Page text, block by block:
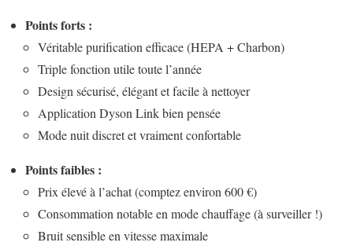
Points forts :
Véritable purification efficace (HEPA + Charbon)
Triple fonction utile toute l’année
Design sécurisé, élégant et facile à nettoyer
Application Dyson Link bien pensée
Mode nuit discret et vraiment confortable
Points faibles :
Prix élevé à l’achat (comptez environ 600 €)
Consommation notable en mode chauffage (à surveiller !)
Bruit sensible en vitesse maximale